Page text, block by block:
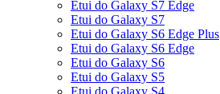
Etui do Galaxy S7 Edge
Etui do Galaxy S7
Etui do Galaxy S6 Edge Plus
Etui do Galaxy S6 Edge
Etui do Galaxy S6
Etui do Galaxy S5
Etui do Galaxy S4